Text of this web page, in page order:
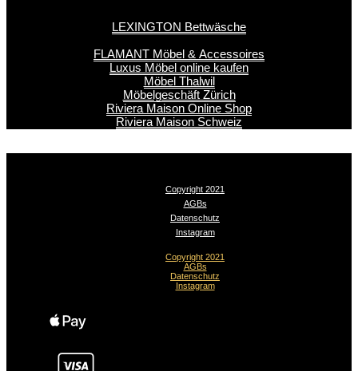
LEXINGTON Bettwäsche
FLAMANT Möbel & Accessoires
Luxus Möbel online kaufen
Möbel Thalwil
Möbelgeschäft Zürich
Riviera Maison Online Shop
Riviera Maison Schweiz
Copyright 2021
AGBs
Datenschutz
Instagram
Copyright 2021
AGBs
Datenschutz
Instagram